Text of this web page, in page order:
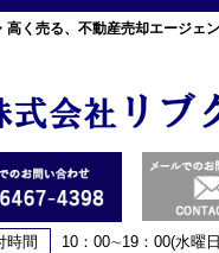
高く売る、不動産売却エージェ
時間 10：00∼19：00(水曜